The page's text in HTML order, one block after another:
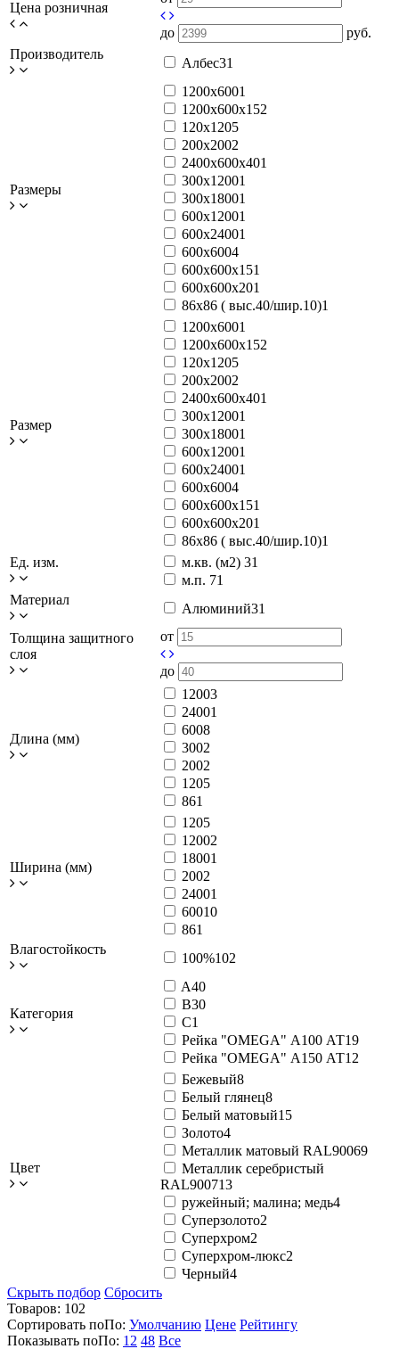
Цена розничная
до
руб.
Производитель
Албес31
Размеры
1200x6001
1200x600x152
120x1205
200x2002
2400x600x401
300x12001
300x18001
600x12001
600x24001
600x6004
600x600x151
600x600x201
86х86 ( выс.40/шир.10)1
Размер
1200x6001
1200x600x152
120x1205
200x2002
2400x600x401
300x12001
300x18001
600x12001
600x24001
600x6004
600x600x151
600x600x201
86х86 ( выс.40/шир.10)1
Ед. изм.
м.кв. (м2) 31
м.п. 71
Материал
Алюминий31
Толщина защитного
слоя
от
до
Длина (мм)
12003
24001
6008
3002
2002
1205
861
Ширина (мм)
1205
12002
18001
2002
24001
60010
861
Влагостойкость
100%102
Категория
A40
B30
C1
Рейка "OMEGA" А100 АТ19
Рейка "OMEGA" А150 АТ12
Цвет
Бежевый8
Белый глянец8
Белый матовый15
Золото4
Металлик матовый RAL90069
Металлик серебристый
RAL900713
ружейный; малина; медь4
Суперзолото2
Суперхром2
Суперхром-люкс2
Черный4
Скрыть подбор Сбросить
Товаров: 102
Сортировать поПо: Умолчанию Цене Рейтингу
Показывать поПо: 12 48 Все